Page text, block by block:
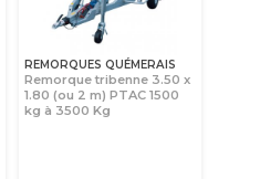
REMORQUES QUÉMERAIS
Remorque tribenne 3.50 x
1.80 (ou 2 m) PTAC 1500
kg à 3500 Kg